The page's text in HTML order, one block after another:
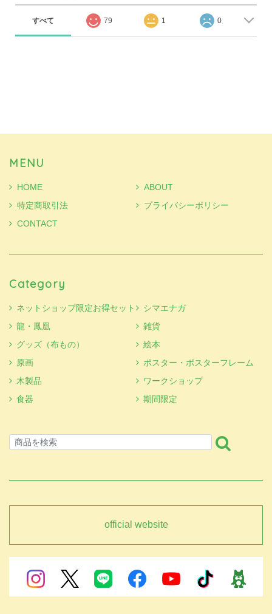
すべて 79 1 0
MENU
HOME
ABOUT
特定商取引法
プライバシーポリシー
CONTACT
Category
ネットショップ限定お得セット
シマエナガ
龍・鳳凰
雑貨
グッズ（布もの）
絵本
原画
ポスター・ポスターフレーム
木製品
ワークショップ
食器
期間限定
official website